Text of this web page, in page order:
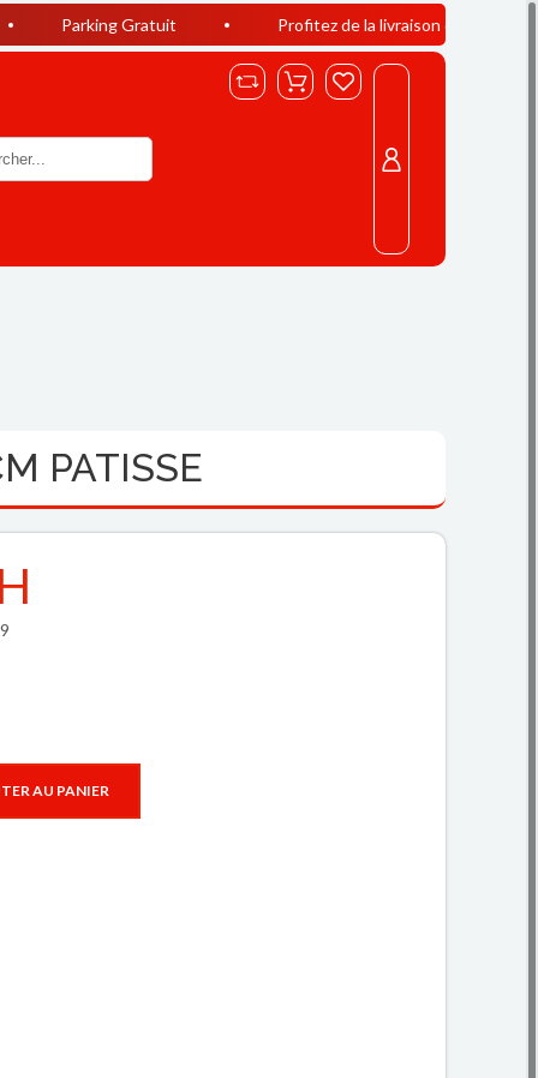
Gratuit Profitez de la livraison offerte à Casablanca dès
PATISSE
AU PANIER